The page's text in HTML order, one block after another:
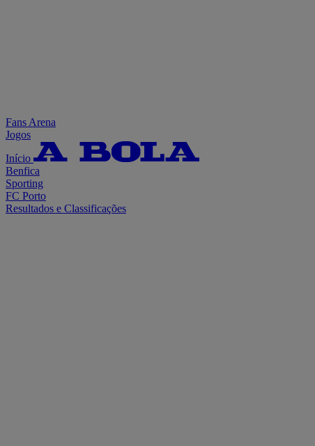
Fans Arena
Jogos
Início
Benfica
Sporting
FC Porto
Resultados e Classificações